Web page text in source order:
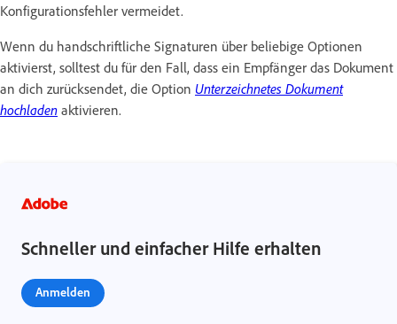
Konfigurationsfehler vermeidet.
Wenn du handschriftliche Signaturen über beliebige Optionen
aktivierst, solltest du für den Fall, dass ein Empfänger das Dokument
an dich zurücksendet, die Option Unterzeichnetes Dokument
hochladen aktivieren.
Schneller und einfacher Hilfe erhalten
Anmelden